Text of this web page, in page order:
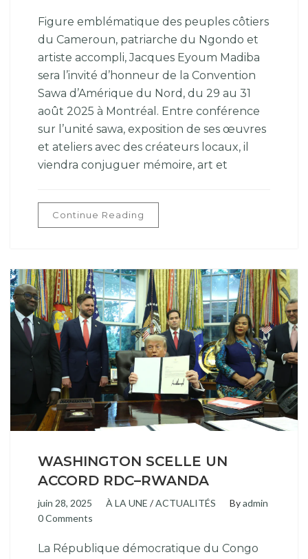
Figure emblématique des peuples côtiers
du Cameroun, patriarche du Ngondo et
artiste accompli, Jacques Eyoum Madiba
sera l’invité d’honneur de la Convention
Sawa d’Amérique du Nord, du 29 au 31
août 2025 à Montréal. Entre conférence
sur l’unité sawa, exposition de ses œuvres
et ateliers avec des créateurs locaux, il
viendra conjuguer mémoire, art et
Continue Reading
WASHINGTON SCELLE UN
ACCORD RDC–RWANDA
juin 28, 2025 À LA UNE /ACTUALITÉS Byadmin
0 Comments
La République démocratique du Congo